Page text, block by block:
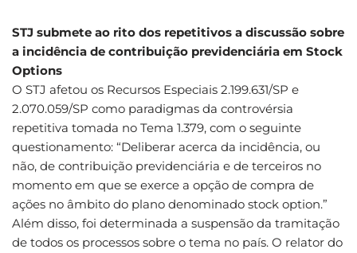
STJ submete ao rito dos repetitivos a discussão sobre
a incidência de contribuição previdenciária em Stock
Options
O STJ afetou os Recursos Especiais 2.199.631/SP e
2.070.059/SP como paradigmas da controvérsia
repetitiva tomada no Tema 1.379, com o seguinte
questionamento: “Deliberar acerca da incidência, ou
não, de contribuição previdenciária e de terceiros no
momento em que se exerce a opção de compra de
ações no âmbito do plano denominado stock option.”
Além disso, foi determinada a suspensão da tramitação
de todos os processos sobre o tema no país. O relator do